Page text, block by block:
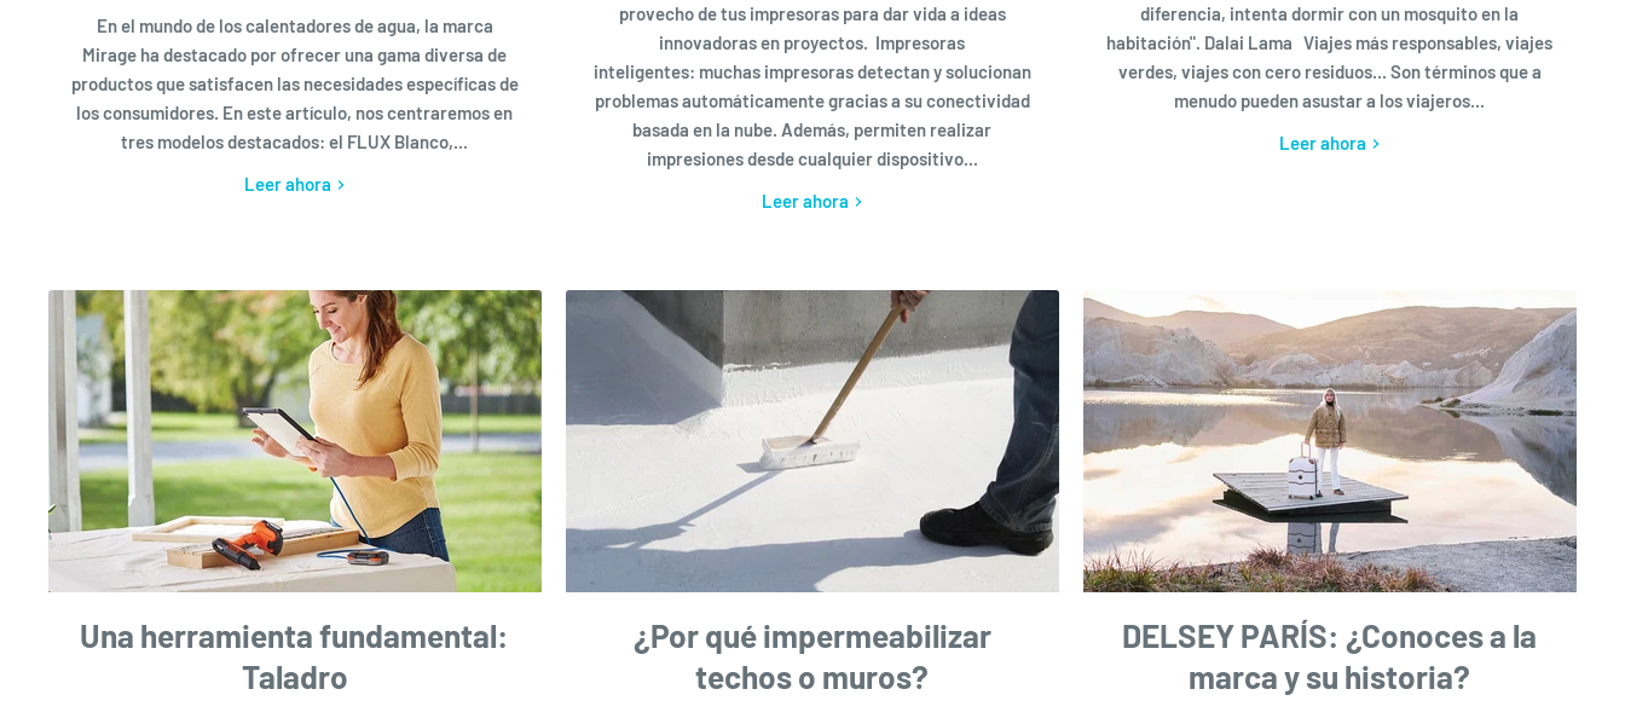
En el mundo de los calentadores de agua, la marca
Mirage ha destacado por ofrecer una gama diversa de
productos que satisfacen las necesidades específicas de
los consumidores. En este artículo, nos centraremos en
tres modelos destacados: el FLUX Blanco,...
Leer ahora
provecho de tus impresoras para dar vida a ideas
innovadoras en proyectos. Impresoras
inteligentes: muchas impresoras detectan y solucionan
problemas automáticamente gracias a su conectividad
basada en la nube. Además, permiten realizar
impresiones desde cualquier dispositivo...
Leer ahora
diferencia, intenta dormir con un mosquito en la
habitación". Dalai Lama Viajes más responsables, viajes
verdes, viajes con cero residuos... Son términos que a
menudo pueden asustar a los viajeros...
Leer ahora
Una herramienta fundamental:
Taladro
¿Por qué impermeabilizar
techos o muros?
DELSEY PARÍS: ¿Conoces a la
marca y su historia?